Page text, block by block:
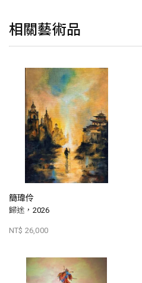
相關藝術品
簡瑋伶
歸途，2026
NT$ 26,000